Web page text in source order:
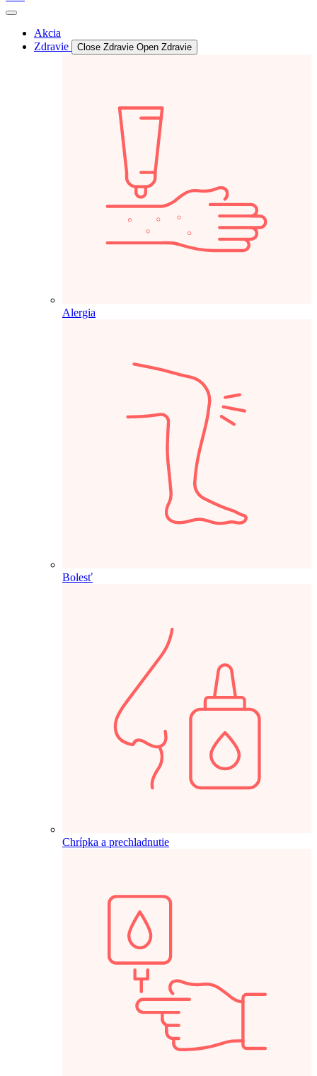
Akcia
Zdravie
Close Zdravie Open Zdravie
Alergia
Bolesť
Chrípka a prechladnutie